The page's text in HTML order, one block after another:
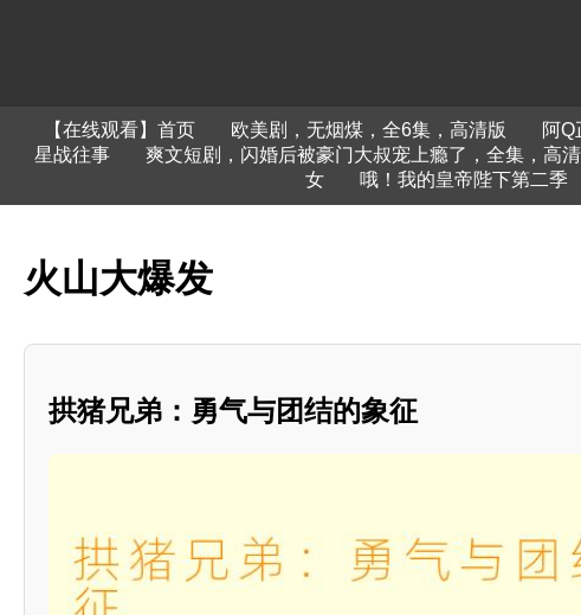
【在线观看】首页 欧美剧，无烟煤，全6集，高清版 阿Q
星战往事
爽文短剧，闪婚后被豪门大叔宠上瘾了，全集，高
女
哦！我的皇帝陛下第二季
火山大爆发
拱猪兄弟：勇气与团结的象征